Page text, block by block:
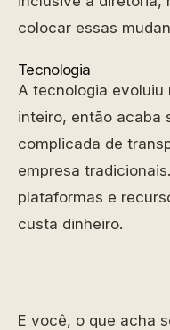
colocar essas
Tecnologia
A tecnologia evoluiu
inteiro, então acaba
complicada de
empresa
plataformas e
custa dinheiro.
E você, o que acha